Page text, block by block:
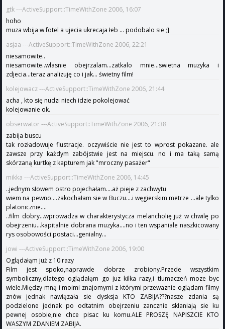
gtk ---ActiveSupport::TimeWithZone 2006, 16:07
hoho
muza wbija w fotel a ujecia ukrecaja łeb ... podobalo sie ;]
asjaa ---ActiveSupport::TimeWithZone 2006, 22:21
niesamowite..
niesamowite..wlasnie obejrzalam...zatkalo mnie...swietna muzyka i
zdjecia...teraz analizuję co i jak... świetny film!
kolejowacz ---ActiveSupport::TimeWithZone 2006, 21:44
acha , kto się nudzi niech idzie pokolejować
kolejowanie ok.
obserwator ---ActiveSupport::TimeWithZone 2006, 21:38
zabija buscu
tak rozładowuje flustracje. oczywiście nie jest to wprost pokazane. ale
zawsze przy każdym zabójstwie jest na miejscu. no i ma taką samą
skórzaną kurtkę z kapturem jak "mroczny pasażer"
mikka ---ActiveSupport::TimeWithZone 2006, 14:45
..jednym słowem ostro pojechałam....aż pieje z zachwytu
wiem na pewno....zakochałam sie w Buczu....i węgierskim metrze ...ale tylko
platonicznie....
..film dobry...wprowadza w charakterystycza melancholię już w chwilę po
obejrzeniu...kapitalnie dobrana muzyka....no i ten wspaniale naszkicowany
rys osobowości postaci...genialny...
jowi ---ActiveSupport::TimeWithZone 2006, 19:00
Oglądałąm już z 10 razy
Film jest spoko,naprawde dobrze zrobiony.Przede wszystkim
symboliczny,dlatego oglądałąm go juz kilka razy,i tłumaczeń moze byc
wiele.Między mną i moimi znajomymi z którymi przewaznie oglądam filmy
znów jednak nawiązała sie dysksja KTO ZABIJA???nasze zdania są
podzielone jednak po odtatnim obejrzeniu zancznie skłaniają sie ku
pewnej osobie,nie chce pisac ku komu.ALE PROSZĘ NAPISZCIE KTO
WASZYM ZDANIEM ZABIJA.